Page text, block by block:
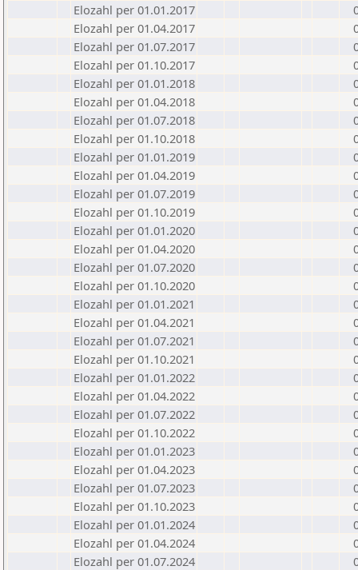
Elozahl per 01.01.2017
Elozahl per 01.04.2017
Elozahl per 01.07.2017
Elozahl per 01.10.2017
Elozahl per 01.01.2018
Elozahl per 01.04.2018
Elozahl per 01.07.2018
Elozahl per 01.10.2018
Elozahl per 01.01.2019
Elozahl per 01.04.2019
Elozahl per 01.07.2019
Elozahl per 01.10.2019
Elozahl per 01.01.2020
Elozahl per 01.04.2020
Elozahl per 01.07.2020
Elozahl per 01.10.2020
Elozahl per 01.01.2021
Elozahl per 01.04.2021
Elozahl per 01.07.2021
Elozahl per 01.10.2021
Elozahl per 01.01.2022
Elozahl per 01.04.2022
Elozahl per 01.07.2022
Elozahl per 01.10.2022
Elozahl per 01.01.2023
Elozahl per 01.04.2023
Elozahl per 01.07.2023
Elozahl per 01.10.2023
Elozahl per 01.01.2024
Elozahl per 01.04.2024
Elozahl per 01.07.2024